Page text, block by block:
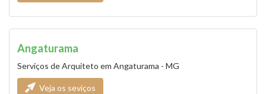
Angaturama
Serviços de Arquiteto em Angaturama - MG
Veja os seviços